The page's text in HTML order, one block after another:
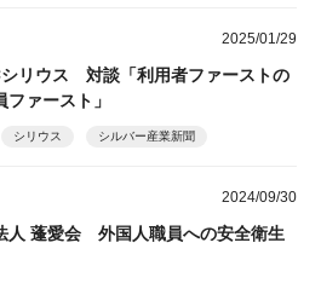
2025/01/29
リウス 対談「利用者ファーストの
ァースト」
シリウス シルバー産業新聞
2024/09/30
人 蓬愛会 外国人職員への安全衛生